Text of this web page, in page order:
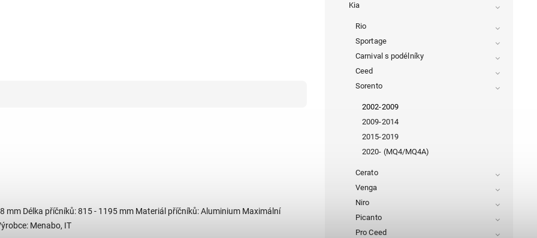
Kia
Rio
Sportage
Carnival s podélníky
Ceed
Sorento
2002-2009
2009-2014
2015-2019
2020- (MQ4/MQ4A)
Cerato
Venga
Niro
Picanto
Pro Ceed
Délka příčníků: 815 - 1195 mm Materiál příčníků: Aluminium Maximální
Menabo, IT